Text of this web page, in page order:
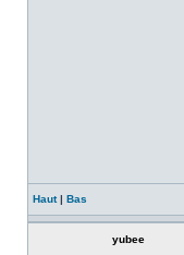
Haut| Bas
yubee